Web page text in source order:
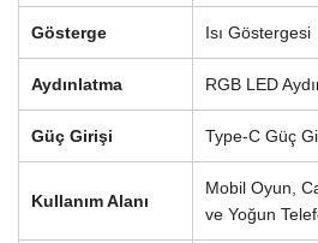
Gösterge Isı Göstergesi
Aydınlatma RGB LED
Güç Girişi Type-C Güç
Kullanım Alanı
Mobil Oyun,
ve Yoğun